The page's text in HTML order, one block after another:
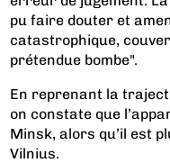
pu faire douter et
catastrophique,
prétendue bombe".
En reprenant la
on constate que
Minsk, alors qu’il est
Vilnius.